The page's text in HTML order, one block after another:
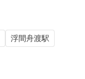
浮間舟渡駅